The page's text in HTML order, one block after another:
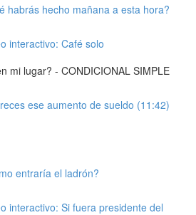
habrás hecho mañana a esta hora?
interactivo: Café solo
mi lugar? - CONDICIONAL SIMPLE
ese aumento de sueldo (11:42)
entraría el ladrón?
interactivo: Si fuera presidente del